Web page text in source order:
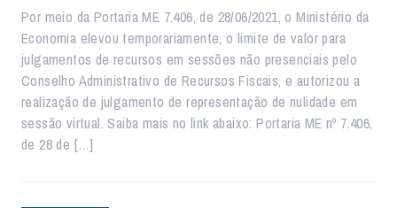
Por meio da Portaria ME 7.406, de 28/06/2021, o Ministério da
Economia elevou temporariamente, o limite de valor para
julgamentos de recursos em sessões não presenciais pelo
Conselho Administrativo de Recursos Fiscais, e autorizou a
realização de julgamento de representação de nulidade em
sessão virtual. Saiba mais no link abaixo: Portaria ME nº 7.406,
de 28 de […]